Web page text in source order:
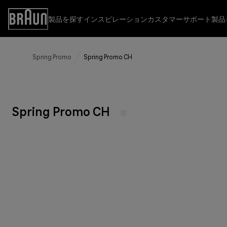
Skip
Content
Accessibility
Statement
製品を探す
製品を探す
その他のブラウン製品
インスピレーション
インスピレーション
カスタマーサポート
カスタマーサポート
取扱説明書
製品
Spring Promo Spring Promo CH
Spring Promo CH